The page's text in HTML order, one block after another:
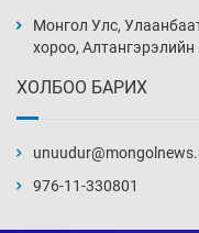
4 цаг
5 цаг
Монгол Улс,
хороо,
ХОЛБОО БАРИХ
976-11-330801